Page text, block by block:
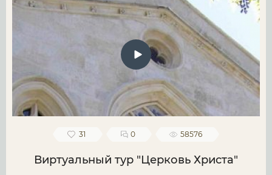
31 0 58576
Виртуальный тур "Церковь Христа"